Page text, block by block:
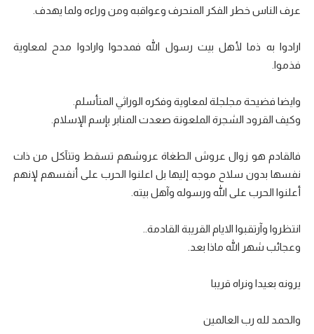
عرف الناس خطر الفكر المنحرف وعواقبه ومن وراءه ولما يهدف.
ارادوا به ذما لأهل بيت رسول الله فمدحوا وارادوا مدح لمعاوية
فذموا.
وايضا فضيحة مجلجلة لمعاوية وفكره الوراثي المتأسلم.
وكيف القرود الشجرة الملعونة صعدت المنابر بإسم الإسلام.
فالقادم هو زوال عروش الطغاة عروشهم تسقط وتتآكل من ذات
نفسها بدون سلاح موجه إليها بل اعلنوا الحرب على أنفسهم لإنهم
أعلنوا الحرب على الله ورسوله وآهل بيته.
انتظروا وآرتقبوا الايام القريبة القادمة..
وعجائب شهر الله ماذا بعد.
يرونه بعيدا ونراه قريبا
والحمد لله رب العالمين